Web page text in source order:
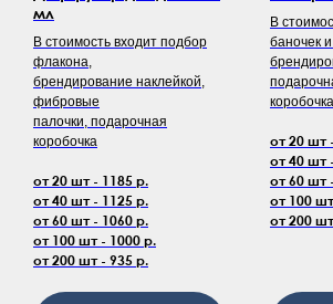
мл
В стоимость входит подбор
флакона,
брендирование наклейкой,
фибровые
палочки, подарочная
коробочка
от 20 шт - 1185 р.
от 40 шт - 1125 р.
от 60 шт - 1060 р.
от 100 шт - 1000 р.
от 200 шт - 935 р.
В
баночек
коробочка
от 20 шт
от 40 шт
от 60 шт
от 100
от 200